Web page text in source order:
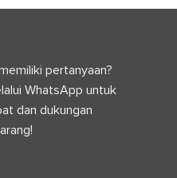
pertanyaan?
WhatsApp untuk
dan dukungan